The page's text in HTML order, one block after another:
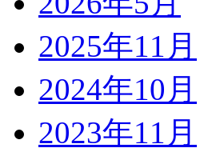
2025年11月
2024年10月
2023年11月